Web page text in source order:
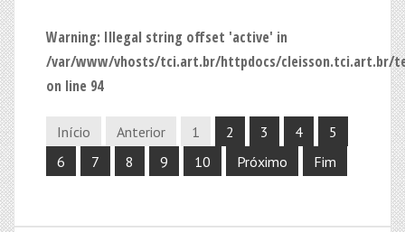
Warning: Illegal string offset 'active' in
/var/www/vhosts/tci.art.br/httpdocs/cleisson.tci.art.br/
on line 94
Início Anterior 1 2 3 4
5
6
7 8 9 10 Próximo Fim